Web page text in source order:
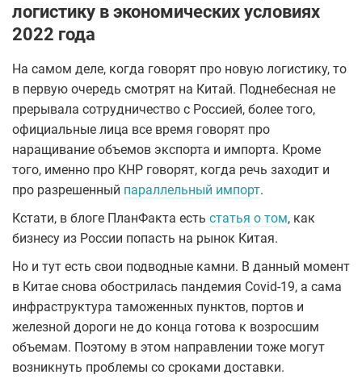
логистику в экономических условиях
2022 года
На самом деле, когда говорят про новую логистику, то
в первую очередь смотрят на Китай. Поднебесная не
прерывала сотрудничество с Россией, более того,
официальные лица все время говорят про
наращивание объемов экспорта и импорта. Кроме
того, именно про КНР говорят, когда речь заходит и
про разрешенный параллельный импорт.
Кстати, в блоге ПланФакта есть статья о том, как
бизнесу из России попасть на рынок Китая.
Но и тут есть свои подводные камни. В данный момент
в Китае снова обострилась пандемия Covid-19, а сама
инфраструктура таможенных пунктов, портов и
железной дороги не до конца готова к возросшим
объемам. Поэтому в этом направлении тоже могут
возникнуть проблемы со сроками доставки.